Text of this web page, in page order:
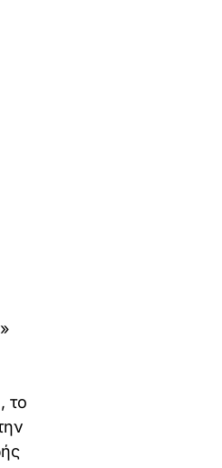
το